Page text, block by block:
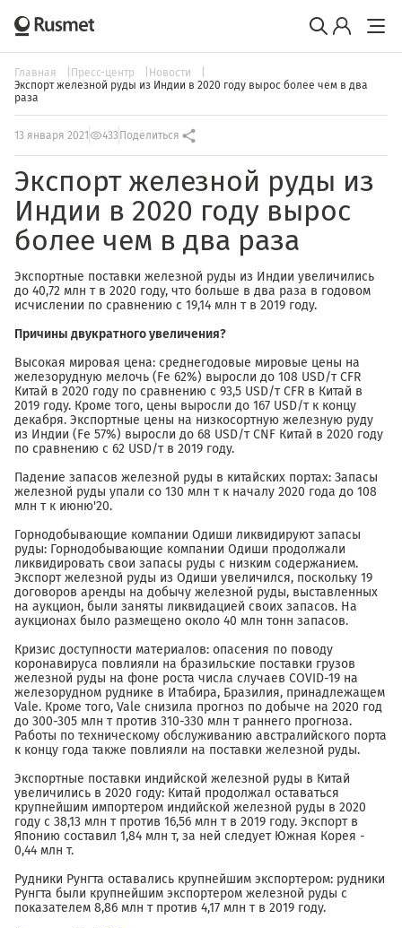
Главная Пресс-центр
Новости
Экспорт железной руды из Индии в 2020 году вырос более чем в два
раза
13 января 2021 433 Поделиться
Экспорт железной руды из
Индии в 2020 году вырос
более чем в два раза
Экспортные поставки железной руды из Индии увеличились
до 40,72 млн т в 2020 году, что больше в два раза в годовом
исчислении по сравнению с 19,14 млн т в 2019 году.
Причины двукратного увеличения?
Высокая мировая цена: среднегодовые мировые цены на
железорудную мелочь (Fe 62%) выросли до 108 USD/т CFR
Китай в 2020 году по сравнению с 93,5 USD/т CFR в Китай в
2019 году. Кроме того, цены выросли до 167 USD/т к концу
декабря. Экспортные цены на низкосортную железную руду
из Индии (Fe 57%) выросли до 68 USD/т CNF Китай в 2020 году
по сравнению с 62 USD/т в 2019 году.
Падение запасов железной руды в китайских портах: Запасы
железной руды упали со 130 млн т к началу 2020 года до 108
млн т к июню'20.
Горнодобывающие компании Одиши ликвидируют запасы
руды: Горнодобывающие компании Одиши продолжали
ликвидировать свои запасы руды с низким содержанием.
Экспорт железной руды из Одиши увеличился, поскольку 19
договоров аренды на добычу железной руды, выставленных
на аукцион, были заняты ликвидацией своих запасов. На
аукционах было размещено около 40 млн тонн запасов.
Кризис доступности материалов: опасения по поводу
коронавируса повлияли на бразильские поставки грузов
железной руды на фоне роста числа случаев COVID-19 на
железорудном руднике в Итабира, Бразилия, принадлежащем
Vale. Кроме того, Vale снизила прогноз по добыче на 2020 год
до 300-305 млн т против 310-330 млн т раннего прогноза.
Работы по техническому обслуживанию австралийского порта
к концу года также повлияли на поставки железной руды.
Экспортные поставки индийской железной руды в Китай
увеличились в 2020 году: Китай продолжал оставаться
крупнейшим импортером индийской железной руды в 2020
году с 38,13 млн т против 16,56 млн т в 2019 году. Экспорт в
Японию составил 1,84 млн т, за ней следует Южная Корея -
0,44 млн т.
Рудники Рунгта оставались крупнейшим экспортером: рудники
Рунгта были крупнейшим экспортером железной руды с
показателем 8,86 млн т против 4,17 млн т в 2019 году.